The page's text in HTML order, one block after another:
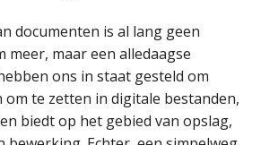
documenten is al lang geen
maar een alledaagse
ons in staat gesteld om
om te zetten in digitale bestanden,
biedt op het gebied van opslag,